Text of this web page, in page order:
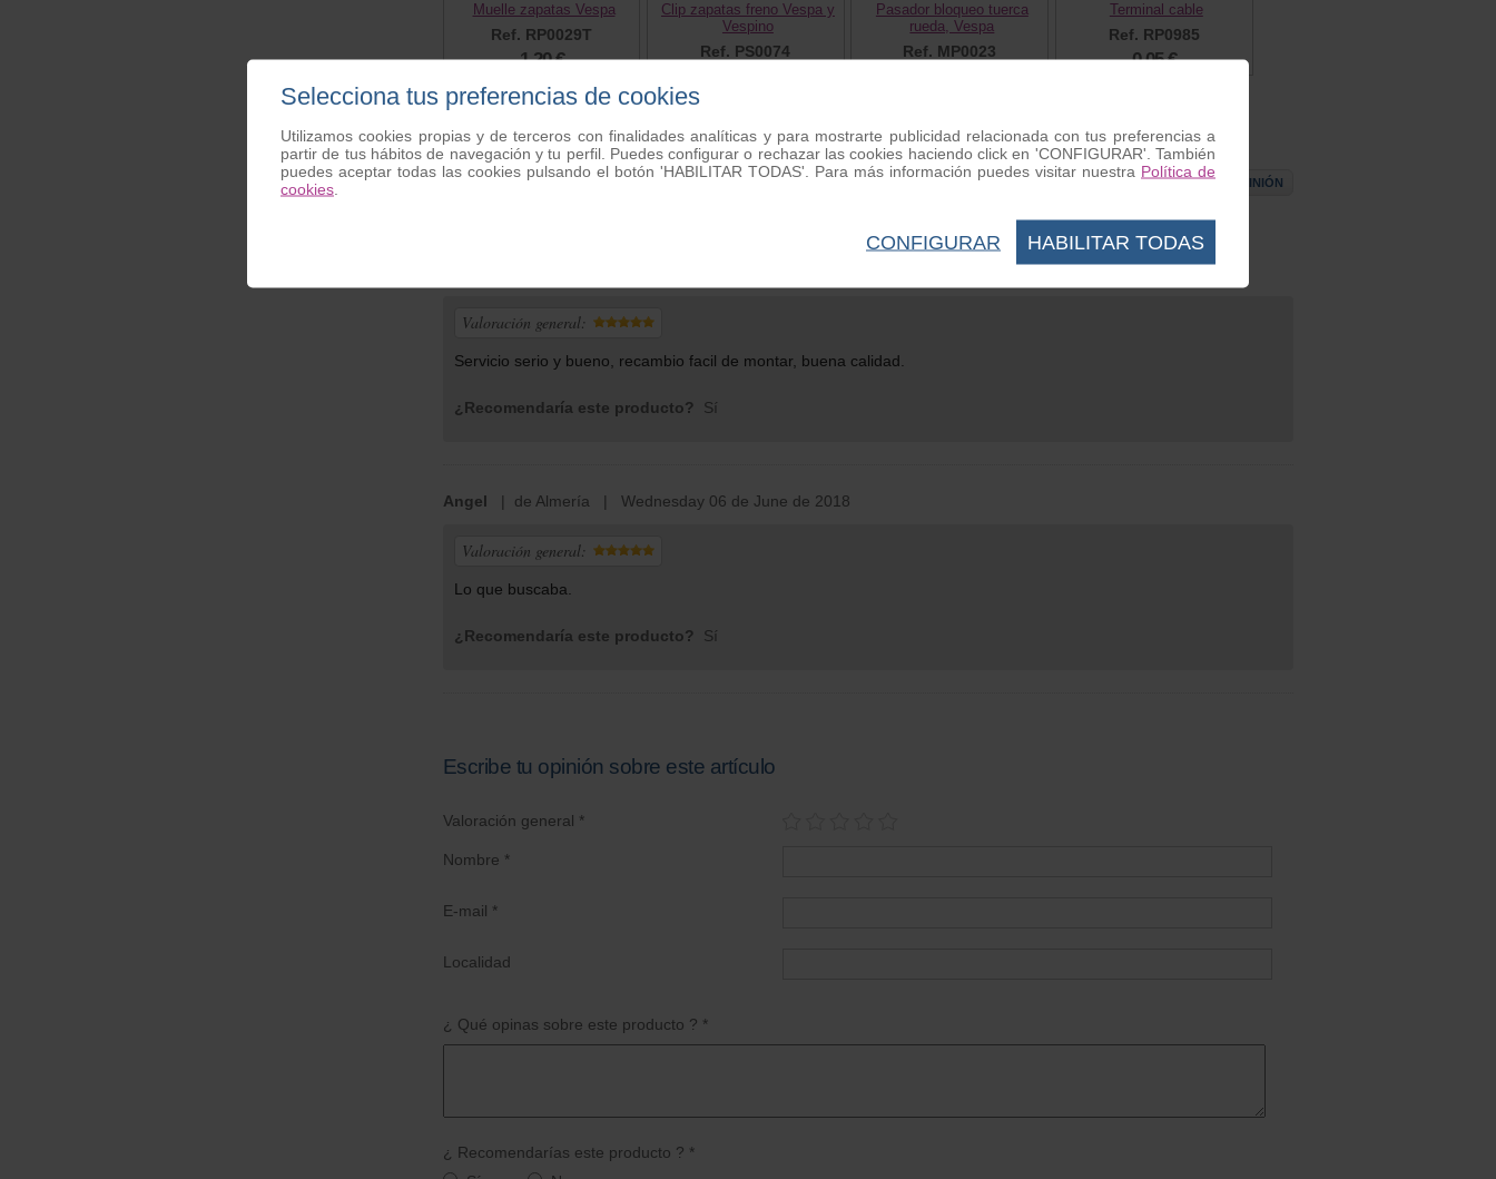
Muelle zapatas Vespa
Ref. RP0029T
1.20 €
Clip zapatas freno Vespa y
Vespino
Ref. PS0074
Pasador bloqueo tuerca
rueda, Vespa
Ref. MP0023
Terminal cable
Ref. RP0985
0.05 €
Opiniones de clientes ESCRIBIR OPINIÓN
Valoración general:
Servicio serio y bueno, recambio facil de montar, buena calidad.
¿Recomendaría este producto? Sí
Angel | de Almería | Wednesday 06 de June de 2018
Valoración general:
Lo que buscaba.
¿Recomendaría este producto? Sí
Escribe tu opinión sobre este artículo
Valoración general *
Nombre *
E-mail *
Localidad
¿ Qué opinas sobre este producto ? *
¿ Recomendarías este producto ? *
Selecciona tus preferencias de cookies
Utilizamos cookies propias y de terceros con finalidades analíticas y para mostrarte publicidad relacionada con tus preferencias a
partir de tus hábitos de navegación y tu perfil. Puedes configurar o rechazar las cookies haciendo click en 'CONFIGURAR'. También
puedes aceptar todas las cookies pulsando el botón 'HABILITAR TODAS'. Para más información puedes visitar nuestra Política de
cookies
CONFIGURAR HABILITAR TODAS